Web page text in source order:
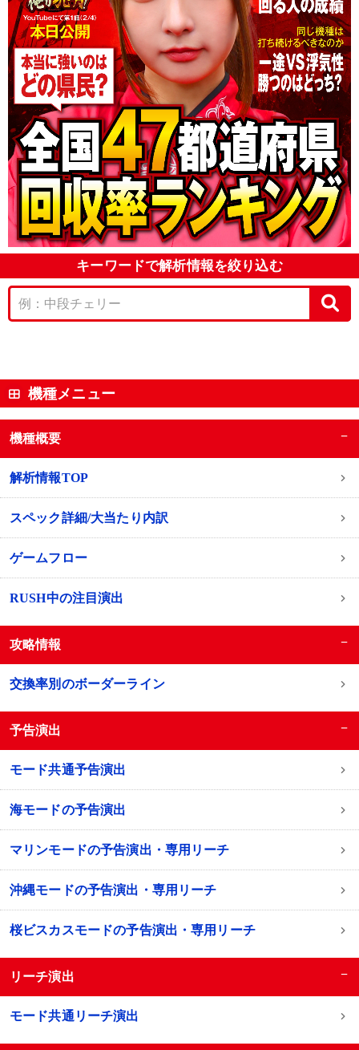
キーワードで解析情報を絞り込む
機種メニュー
機種概要 −
解析情報TOP
スペック詳細/大当たり内訳
ゲームフロー
RUSH中の注目演出
攻略情報 −
交換率別のボーダーライン
予告演出 −
モード共通予告演出
海モードの予告演出
マリンモードの予告演出・専用リーチ
沖縄モードの予告演出・専用リーチ
桜ビスカスモードの予告演出・専用リーチ
リーチ演出 −
モード共通リーチ演出